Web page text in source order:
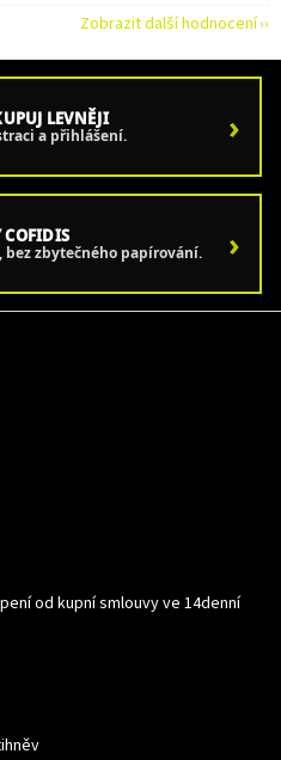
Zobrazit další hodnocení
LEVNĚJI
a přihlášení. ›
COFIDIS
zbytečného papírování. ›
od kupní smlouvy ve 14denní